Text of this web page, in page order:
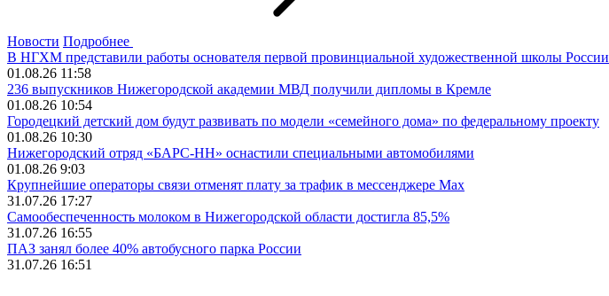
Новости Подробнее
В НГХМ представили работы основателя первой провинциальной художественной школы России
01.08.26 11:58
236 выпускников Нижегородской академии МВД получили дипломы в Кремле
01.08.26 10:54
Городецкий детский дом будут развивать по модели «семейного дома» по федеральному проекту
01.08.26 10:30
Нижегородский отряд «БАРС-НН» оснастили специальными автомобилями
01.08.26 9:03
Крупнейшие операторы связи отменят плату за трафик в мессенджере Max
31.07.26 17:27
Самообеспеченность молоком в Нижегородской области достигла 85,5%
31.07.26 16:55
ПАЗ занял более 40% автобусного парка России
31.07.26 16:51